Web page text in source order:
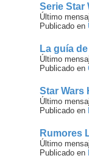
Serie Star
Último
Publicado en
La guía
Último
Publicado en
Star Wars
Último
Publicado en
Rumores
Último
Publicado en